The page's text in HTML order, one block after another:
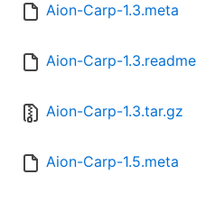
Aion-Carp-1.3.meta
Aion-Carp-1.3.readme
Aion-Carp-1.3.tar.gz
Aion-Carp-1.5.meta